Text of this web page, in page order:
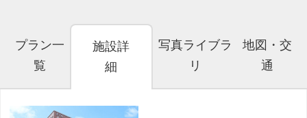
プラン一
覧
施設詳
細
写真ライブラ
リ
地図・交
通